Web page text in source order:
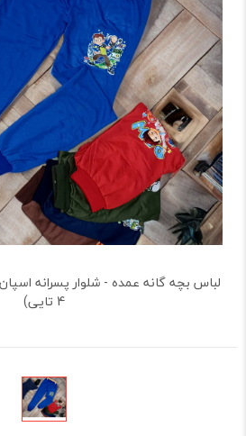
لباس بچه گانه عمده - شلوار پسرانه
4 تایی)